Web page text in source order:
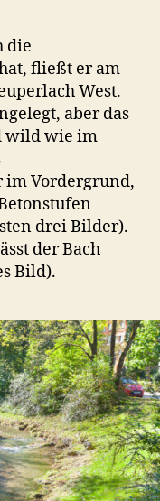
die
fließt er am
West.
aber das
wild wie im
im Vordergrund,
drei Bilder).
der Bach
Bild).